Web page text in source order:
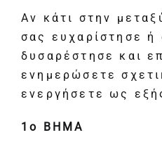
Αν κάτι στην
σας ευχαρίστησε ή
δυσαρέστησε και
ενημερώσετε
ενεργήσετε ως
1ο ΒΗΜΑ